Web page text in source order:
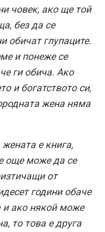
човек, ако ще той
без да се
обичат глупаците.
и понеже се
ги обича. Ако
и богатството си,
жена няма
е книга,
още може да се
от
години обаче
и ако някой може
то това е друга